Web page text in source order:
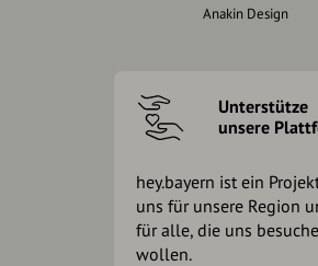
Anakin Design
Unterstütze
unsere
hey.bayern ist ein
uns für unsere Region
für alle, die uns
wollen.